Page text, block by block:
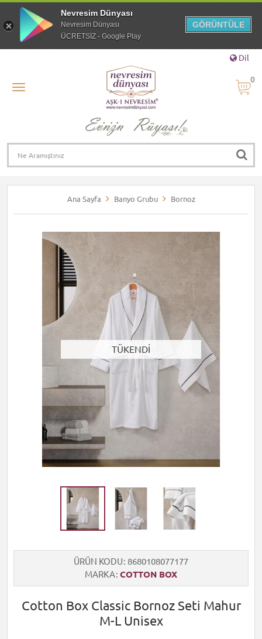
Dil
0
Ana Sayfa Banyo Grubu Bornoz
TÜKENDİ
ÜRÜN KODU 8680108077177
MARKA COTTON BOX
Cotton Box Classic Bornoz Seti Mahur
M-L Unisex
Nevresim Dünyası
Nevresim Dünyası
ÜCRETSİZ - Google Play
GÖRÜNTÜLE